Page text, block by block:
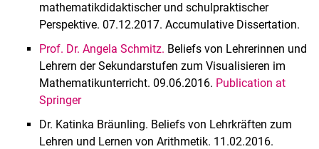
mathematikdidaktischer und schulpraktischer
Perspektive. 07.12.2017. Accumulative Dissertation.
Prof. Dr. Angela Schmitz. Beliefs von Lehrerinnen und
Lehrern der Sekundarstufen zum Visualisieren im
Mathematikunterricht. 09.06.2016. Publication at
Springer
Dr. Katinka Bräunling. Beliefs von Lehrkräften zum
Lehren und Lernen von Arithmetik. 11.02.2016.